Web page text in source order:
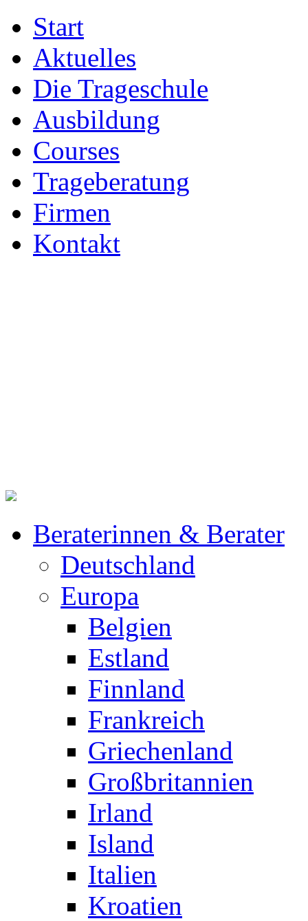
Start
Aktuelles
Die Trageschule
Ausbildung
Courses
Trageberatung
Firmen
Kontakt
Beraterinnen & Berater
Deutschland
Europa
Belgien
Estland
Finnland
Frankreich
Griechenland
Großbritannien
Irland
Island
Italien
Kroatien